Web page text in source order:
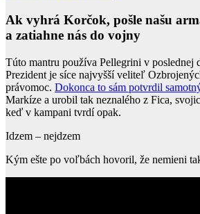
Ak vyhrá Korčok, pošle našu
a zatiahne nás do vojny
Túto mantru používa Pellegrini v poslednej
Prezident je síce najvyšší veliteľ
právomoc. Dokonca to sám potvrdil
Markíze a urobil tak neznalého z Fica,
keď v kampani tvrdí opak.
Idzem – nejdzem
Kým ešte po voľbách hovoril, že nemieni